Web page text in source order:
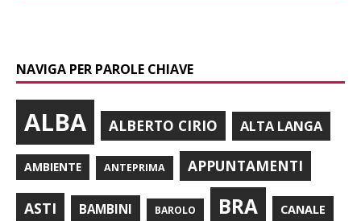
NAVIGA PER PAROLE CHIAVE
ALBA ALBERTO CIRIO ALTA LANGA
AMBIENTE ANTEPRIMA APPUNTAMENTI
ASTI BAMBINI BAROLO BRA CANALE